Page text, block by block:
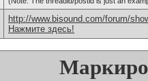
http://www.bisound.com/forum/
Нажмите здесь!